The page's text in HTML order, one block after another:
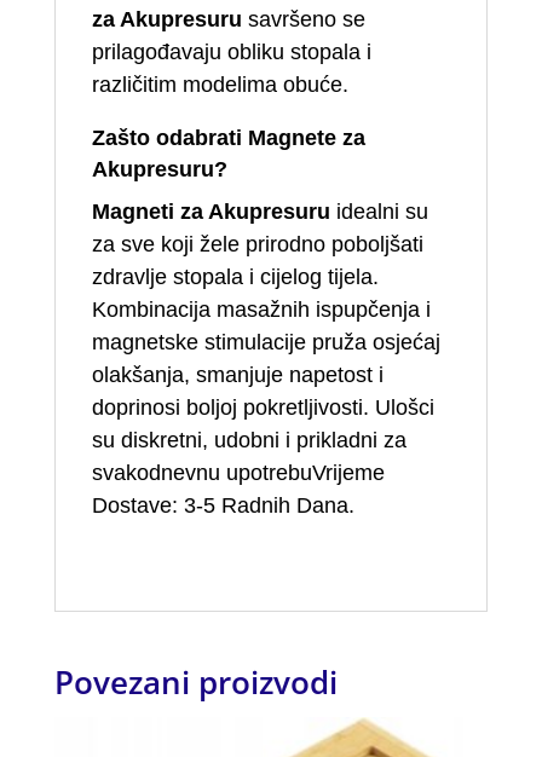
za Akupresuru savršeno se
prilagođavaju obliku stopala i
različitim modelima obuće.
Zašto odabrati Magnete za
Akupresuru?
Magneti za Akupresuru idealni su
za sve koji žele prirodno poboljšati
zdravlje stopala i cijelog tijela.
Kombinacija masažnih ispupčenja i
magnetske stimulacije pruža osjećaj
olakšanja, smanjuje napetost i
doprinosi boljoj pokretljivosti. Ulošci
su diskretni, udobni i prikladni za
svakodnevnu upotrebuVrijeme
Dostave: 3-5 Radnih Dana.
Povezani proizvodi